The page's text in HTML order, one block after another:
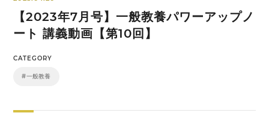
【2023年7月号】一般教養パワーアップノ
ート 講義動画【第10回】
CATEGORY
#一般教養